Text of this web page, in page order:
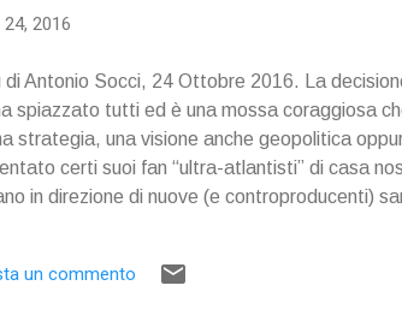
2016
di Antonio Socci, 24 Ottobre 2016. La
spiazzato tutti ed è una mossa coraggiosa
strategia, una visione anche geopolitica
certi suoi fan “ultra-atlantisti” di casa
in direzione di nuove (e controproducenti)
un commento